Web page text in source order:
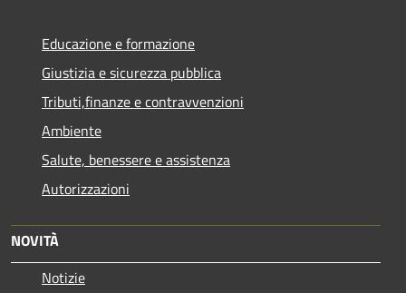
Educazione e formazione
Giustizia e sicurezza pubblica
Tributi,finanze e contravvenzioni
Ambiente
Salute, benessere e assistenza
Autorizzazioni
NOVITÀ
Notizie